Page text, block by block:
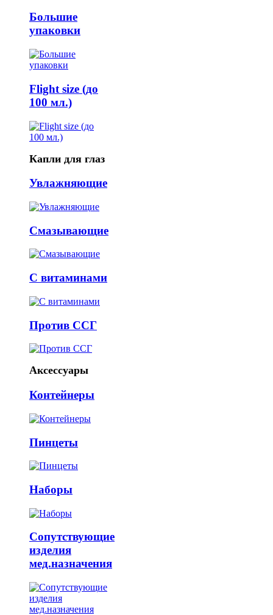
Большие
упаковки
Flight size (до
100 мл.)
Капли для глаз
Увлажняющие
Смазывающие
С витаминами
Против ССГ
Аксессуары
Контейнеры
Пинцеты
Наборы
Сопутствующие
изделия
мед.назначения